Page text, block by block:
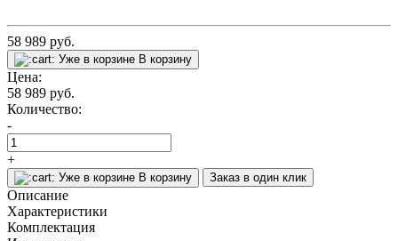
58 989 руб.
Уже в корзине В корзину
Цена:
58 989 руб.
Количество:
-
+
Уже в корзине В корзину Заказ в один клик
Описание
Характеристики
Комплектация